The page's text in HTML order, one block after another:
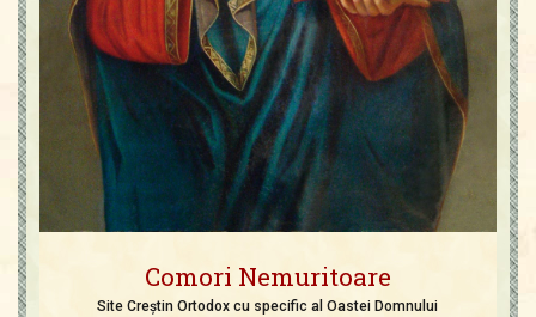
Comori Nemuritoare
Site Creștin Ortodox cu specific al Oastei Domnului